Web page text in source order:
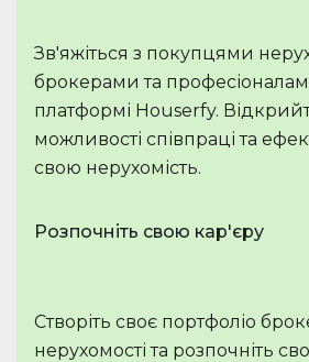
Зв'яжіться з покупцями
брокерами та
платформі Houserfy.
можливості співпраці та
свою нерухомість.
Розпочніть свою кар'єру
Створіть своє портфоліо
нерухомості та розпочніть